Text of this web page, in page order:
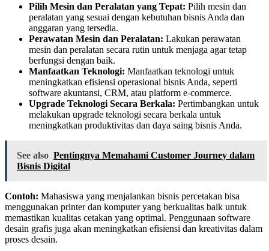
Pilih Mesin dan Peralatan yang Tepat: Pilih mesin dan
peralatan yang sesuai dengan kebutuhan bisnis Anda dan
anggaran yang tersedia.
Perawatan Mesin dan Peralatan: Lakukan perawatan
mesin dan peralatan secara rutin untuk menjaga agar tetap
berfungsi dengan baik.
Manfaatkan Teknologi: Manfaatkan teknologi untuk
meningkatkan efisiensi operasional bisnis Anda, seperti
software akuntansi, CRM, atau platform e-commerce.
Upgrade Teknologi Secara Berkala: Pertimbangkan untuk
melakukan upgrade teknologi secara berkala untuk
meningkatkan produktivitas dan daya saing bisnis Anda.
See also Pentingnya Memahami Customer Journey dalam
Bisnis Digital
Contoh: Mahasiswa yang menjalankan bisnis percetakan bisa
menggunakan printer dan komputer yang berkualitas baik untuk
memastikan kualitas cetakan yang optimal. Penggunaan software
desain grafis juga akan meningkatkan efisiensi dan kreativitas dalam
proses desain.